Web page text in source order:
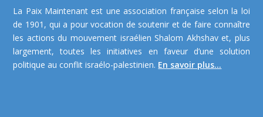
La Paix Maintenant est une association française selon la loi
de 1901, qui a pour vocation de soutenir et de faire connaître
les actions du mouvement israélien Shalom Akhshav et, plus
largement, toutes les initiatives en faveur d’une solution
politique au conflit israélo-palestinien. En savoir plus...